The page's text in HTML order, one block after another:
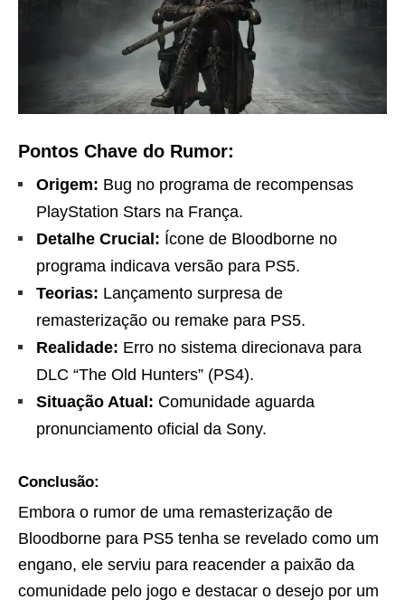
Pontos Chave do Rumor:
Origem: Bug no programa de recompensas
PlayStation Stars na França.
Detalhe Crucial: Ícone de Bloodborne no
programa indicava versão para PS5.
Teorias: Lançamento surpresa de
remasterização ou remake para PS5.
Realidade: Erro no sistema direcionava para
DLC “The Old Hunters” (PS4).
Situação Atual: Comunidade aguarda
pronunciamento oficial da Sony.
Conclusão:
Embora o rumor de uma remasterização de
Bloodborne para PS5 tenha se revelado como um
engano, ele serviu para reacender a paixão da
comunidade pelo jogo e destacar o desejo por um